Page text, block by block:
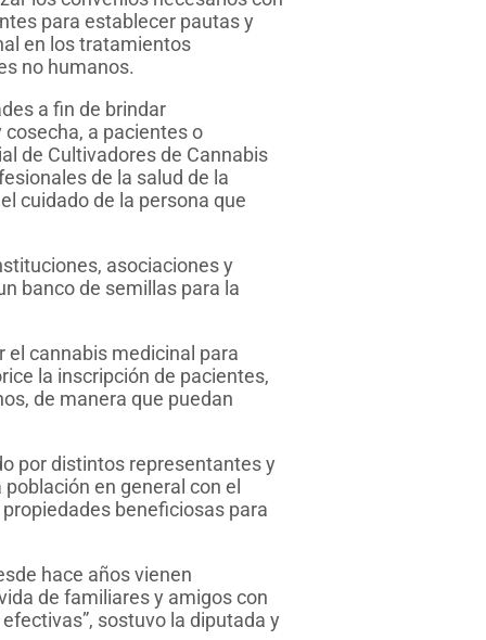
para establecer pautas y
en los tratamientos
no humanos.
a fin de brindar
a pacientes o
de Cultivadores de Cannabis
de la salud de la
cuidado de la persona que
asociaciones y
banco de semillas para la
el cannabis medicinal para
la inscripción de pacientes,
de manera que puedan
por distintos representantes y
en general con el
beneficiosas para
hace años vienen
de familiares y amigos con
sostuvo la diputada y